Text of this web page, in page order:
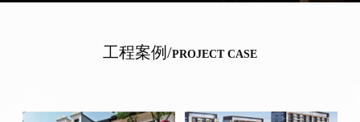
工程案例/PROJECT CASE